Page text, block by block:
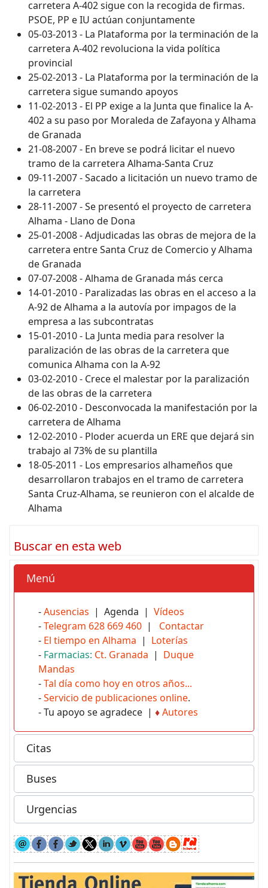
carretera A-402 sigue con la recogida de firmas.
PSOE, PP e IU actúan conjuntamente
05-03-2013 - La Plataforma por la terminación de la
carretera A-402 revoluciona la vida política
provincial
25-02-2013 - La Plataforma por la terminación de la
carretera sigue sumando apoyos
11-02-2013 - El PP exige a la Junta que finalice la A-
402 a su paso por Moraleda de Zafayona y Alhama
de Granada
21-08-2007 - En breve se podrá licitar el nuevo
tramo de la carretera Alhama-Santa Cruz
09-11-2007 - Sacado a licitación un nuevo tramo de
la carretera
28-11-2007 - Se presentó el proyecto de carretera
Alhama - Llano de Dona
25-01-2008 - Adjudicadas las obras de mejora de la
carretera entre Santa Cruz de Comercio y Alhama
de Granada
07-07-2008 - Alhama de Granada más cerca
14-01-2010 - Paralizadas las obras en el acceso a la
A-92 de Alhama a la autovía por impagos de la
empresa a las subcontratas
15-01-2010 - La Junta media para resolver la
paralización de las obras de la carretera que
comunica Alhama con la A-92
03-02-2010 - Crece el malestar por la paralización
de las obras de la carretera
06-02-2010 - Desconvocada la manifestación por la
carretera de Alhama
12-02-2010 - Ploder acuerda un ERE que dejará sin
trabajo al 73% de su plantilla
18-05-2011 - Los empresarios alhameños que
desarrollaron trabajos en el tramo de carretera
Santa Cruz-Alhama, se reunieron con el alcalde de
Alhama
Buscar en esta web
Menú
-Ausencias | Agenda | Vídeos
-Telegram 628 669 460 | Contactar
- El tiempo en Alhama | Loterías
- Farmacias: Ct. Granada | Duque
Mandas
-Tal día como hoy en otros años...
-Servicio de publicaciones online.
- Tu apoyo se agradece | ♦Autores
Citas
Buses
Urgencias